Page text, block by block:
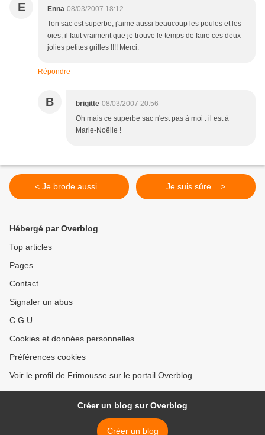
E Enna 08/03/2007 18:12
Ton sac est superbe, j'aime aussi beaucoup les poules et les
oies, il faut vraiment que je trouve le temps de faire ces deux
jolies petites grilles !!!! Merci.
Répondre
B brigitte 08/03/2007 20:56
Oh mais ce superbe sac n'est pas à moi : il est à
Marie-Noëlle !
< Je brode aussi... Je suis sûre... >
Hébergé par Overblog
Top articles
Pages
Contact
Signaler un abus
C.G.U.
Cookies et données personnelles
Préférences cookies
Voir le profil de Frimousse sur le portail Overblog
Créer un blog sur Overblog
Créer un blog